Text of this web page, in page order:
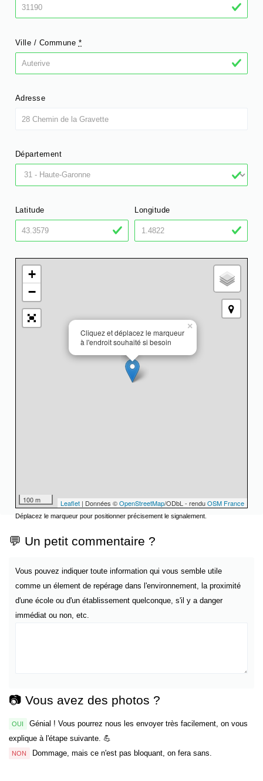
Ville / Commune *
Adresse
Département
Latitude Longitude
Cliquez et déplacez le marqueur
à l'endroit souhaité si besoin
×
+
−
100 m Leaflet | Données ©OpenStreetMap/ODbL - renduOSM France
Déplacez le marqueur pour positionner précisement le signalement.
💬 Un petit commentaire ?
Vous pouvez indiquer toute information qui vous semble utile
comme un élement de repérage dans l'environnement, la proximité
d'une école ou d'un établissement quelconque, s'il y a danger
immédiat ou non, etc.
📷 Vous avez des photos ?
OUI
Génial ! Vous pourrez nous les envoyer très facilement, on vous
explique à l'étape suivante. 💪
NON Dommage, mais ce n'est pas bloquant, on fera sans.